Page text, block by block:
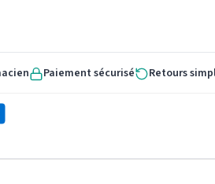
Paiement sécurisé Retours